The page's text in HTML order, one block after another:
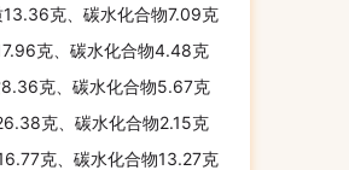
克、碳水化合物7.09克
克、碳水化合物4.48克
克、碳水化合物5.67克
克、碳水化合物2.15克
克、碳水化合物13.27克